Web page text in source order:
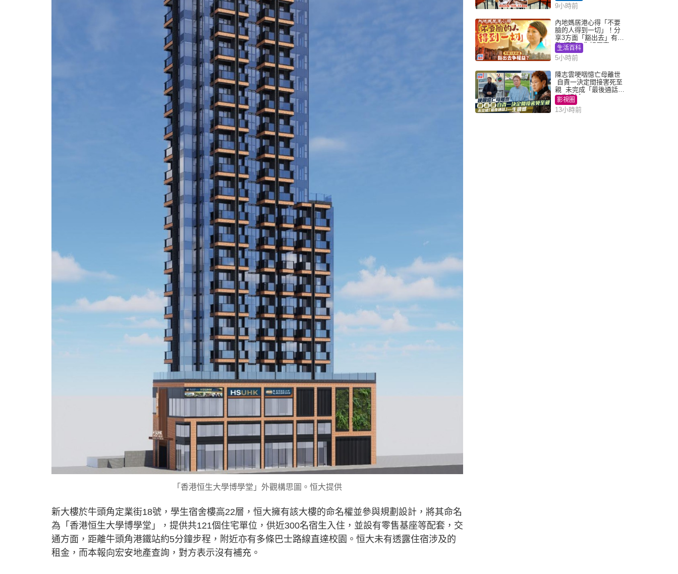
「香港恒生大學博學堂」外觀構思圖。恒大提供
新大樓於牛頭角定業街18號，學生宿舍樓高22層，恒大擁有該大樓的命名權並參與規劃設計，將其命名
為「香港恒生大學博學堂」，提供共121個住宅單位，供近300名宿生入住，並設有零售基座等配套，交
通方面，距離牛頭角港鐵站約5分鐘步程，附近亦有多條巴士路線直達校園。恒大未有透露住宿涉及的
租金，而本報向宏安地產查詢，對方表示沒有補充。
9小時前
內地媽居港心得「不要
臉的人得到一切」！分
享3方面「豁出去」有著
數 網民：你好厲害
生活百科
5小時前
陳志雲哽咽憶亡母離世
自責一決定間接害死至
親 未完成「最後通話」
一生遺憾
影視圈
13小時前